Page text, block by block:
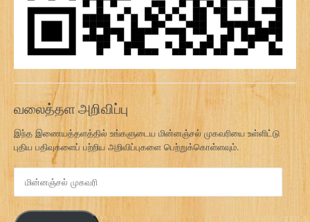
வலைத்தள அறிவிப்பு
இந்த இணையத்தளத்தில் உங்களுடைய மின்னஞ்சல் முகவரியை உள்ளிட்டு
புதிய பதிவுகளைப் பற்றிய அறிவிப்புகளை பெற்றுக்கொள்ளவும்.
ன
ஞ்